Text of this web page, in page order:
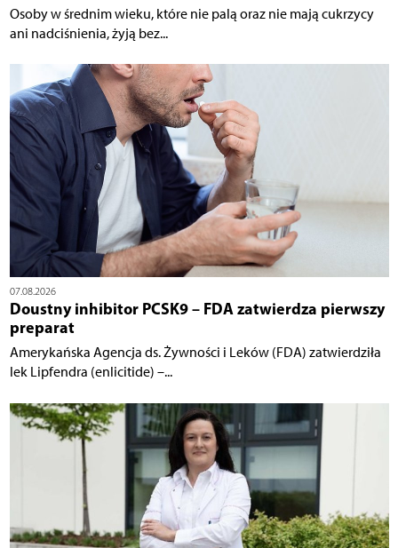
Osoby w średnim wieku, które nie palą oraz nie mają cukrzycy
ani nadciśnienia, żyją bez...
07.08.2026
Doustny inhibitor PCSK9 – FDA zatwierdza pierwszy
preparat
Amerykańska Agencja ds. Żywności i Leków (FDA) zatwierdziła
lek Lipfendra (enlicitide) –...